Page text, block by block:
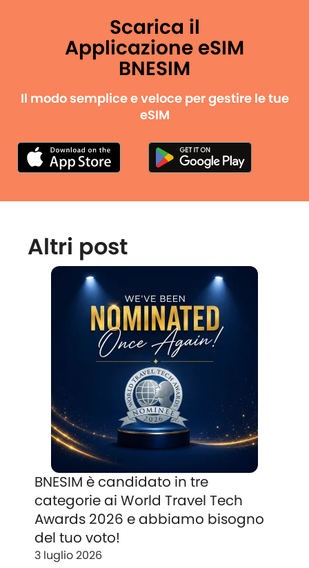
Scarica il
Applicazione eSIM
BNESIM
Il modo semplice e veloce per gestire le tue
eSIM
Altri post
BNESIM è candidato in tre
categorie ai World Travel Tech
Awards 2026 e abbiamo bisogno
del tuo voto!
3 luglio 2026